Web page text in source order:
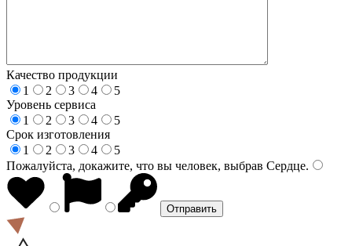
Качество продукции
1
2 3 4
5
Уровень сервиса
1
2 3 4
5
Срок изготовления
1
2 3 4
5
Пожалуйста, докажите, что вы человек, выбрав Сердце.